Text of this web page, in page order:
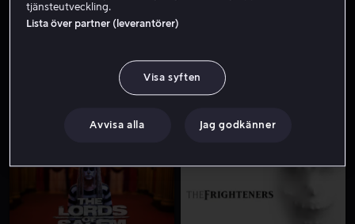
Från 49 kr
Från 39 kr
tjänsteutveckling.
Lista över partner (leverantörer)
Visa syften
Avvisa alla Jag godkänner